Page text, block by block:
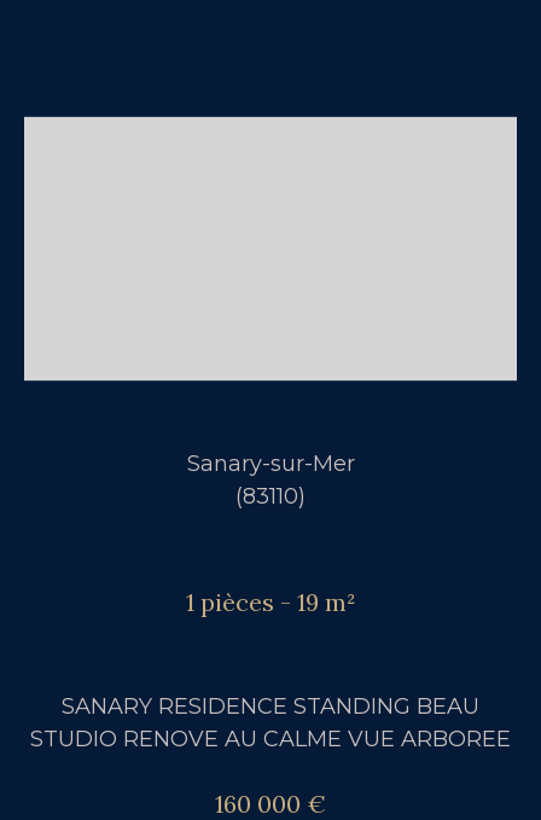
Sanary-sur-Mer
(83110)
1 pièces - 19 m²
SANARY RESIDENCE STANDING BEAU
STUDIO RENOVE AU CALME VUE ARBOREE
160 000 €